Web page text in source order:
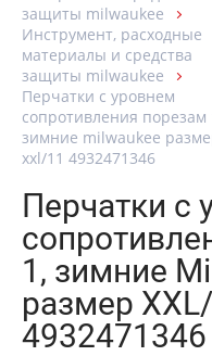
защиты milwaukee
Инструмент, расходные
материалы и средства
защиты milwaukee
Перчатки с уровнем
сопротивления порезам
зимние milwaukee
xxl/11 4932471346
Перчатки с
1, зимние
размер
4932471346